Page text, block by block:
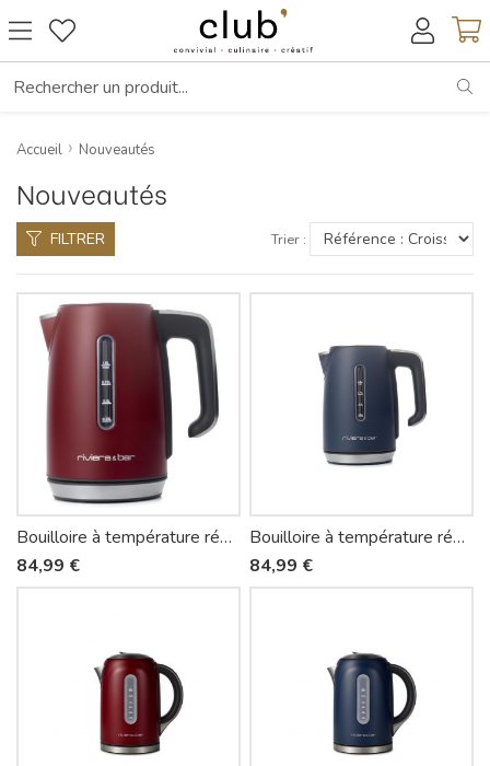
Accueil Nouveautés
Nouveautés
FILTRER Trier :
Bouilloire à température réglable Mila BBT367 - Riviera-et-Bar
84,99 €
Bouilloire à température réglable Mila BBT368 - Riviera-et-Bar
84,99 €